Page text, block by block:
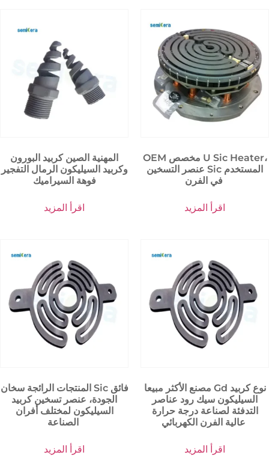
المهنية الصين كربيد البورون
وكربيد السيليكون الرمال التفجير
فوهة السيراميك
اقرأ المزيد
OEM مخصص U Sic Heater،
عنصر التسخين Sic المستخدم
اقرأ المزيد
المنتجات الرائجة سخان Sic فائق
الجودة، عنصر تسخين كربيد
السيليكون لمختلف أفران
اقرأ المزيد
مصنع الأكثر مبيعا Gd نوع كربيد
السيليكون سيك رود عناصر
التدفئة لصناعة درجة حرارة
اقرأ المزيد